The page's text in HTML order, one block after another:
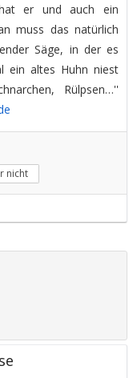
er und auch ein
muss das natürlich
Säge, in der es
ein altes Huhn niest
Rülpsen…''
nicht